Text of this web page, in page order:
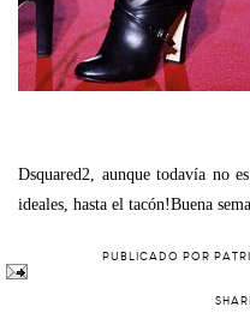
Dsquared2, aunque todavía no
ideales, hasta el tacón!Buena
PUBLICADO POR